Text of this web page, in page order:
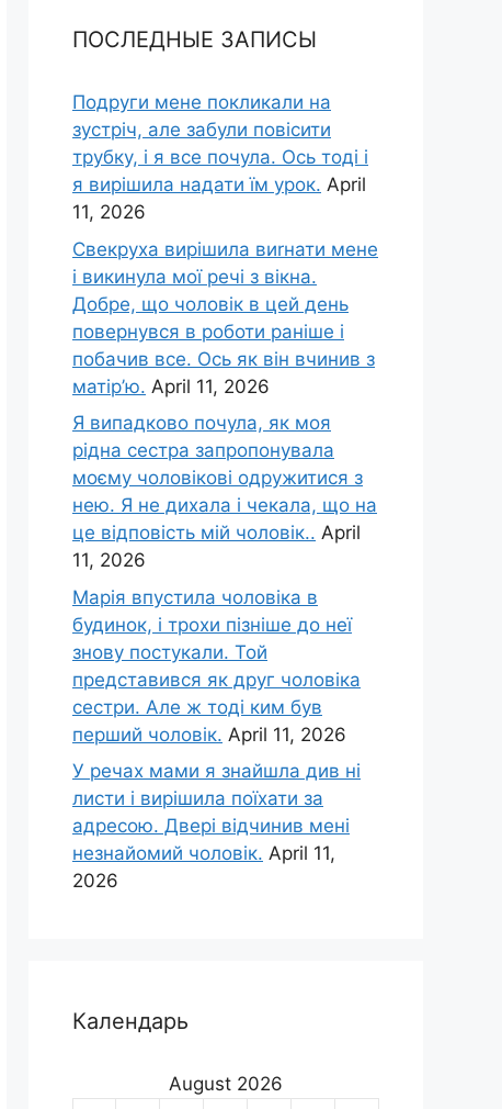
ПОСЛЕДНЫЕ ЗАПИСЫ
Подруги мене покликали на
зустріч, але забули повісити
трубку, і я все почула. Ось тоді і
я вирішила надати їм урок. April
11, 2026
Свекруха вирішила виrнати мене
і викинула мої речі з вікна.
Добре, що чоловік в цей день
повернувся в роботи раніше і
побачив все. Ось як він вчинив з
матір’ю. April 11, 2026
Я випадково почула, як моя
рідна сестра запропонувала
моєму чоловікові одружитися з
нею. Я не дихала і чекала, що на
це відповість мій чоловік.. April
11, 2026
Марія впустила чоловіка в
будинок, і трохи пізніше до неї
знову постукали. Той
представився як друг чоловіка
сестри. Але ж тоді ким був
перший чоловік. April 11, 2026
У речах мами я знайшла див ні
листи і вирішила поїхати за
адресою. Двері відчинив мені
незнайомий чоловік. April 11,
2026
Календарь
August 2026